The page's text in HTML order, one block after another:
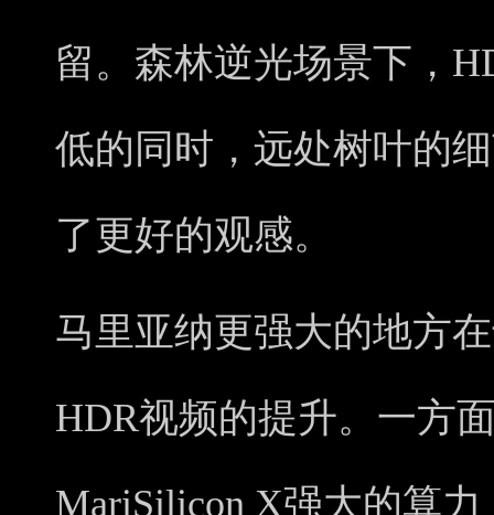
留。森林逆光场景下，
低的同时，远处树叶的
了更好的观感。
马里亚纳更强大的地方
HDR视频的提升。一方
MariSilicon X强大的算力